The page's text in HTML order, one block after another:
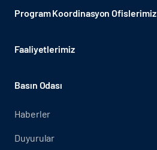
Program Koordinasyon Ofislerimiz
Faaliyetlerimiz
Basın Odası
Haberler
Duyurular